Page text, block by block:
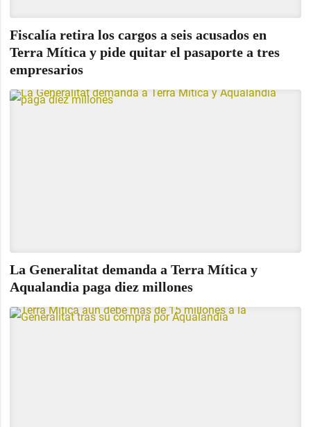
Fiscalía retira los cargos a seis acusados en
Terra Mítica y pide quitar el pasaporte a tres
empresarios
La Generalitat demanda a Terra Mítica y
Aqualandia paga diez millones